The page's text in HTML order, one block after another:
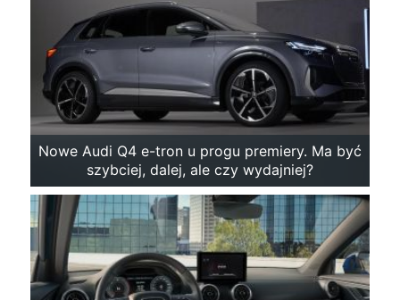
Nowe Audi Q4 e-tron u progu premiery. Ma być
szybciej, dalej, ale czy wydajniej?